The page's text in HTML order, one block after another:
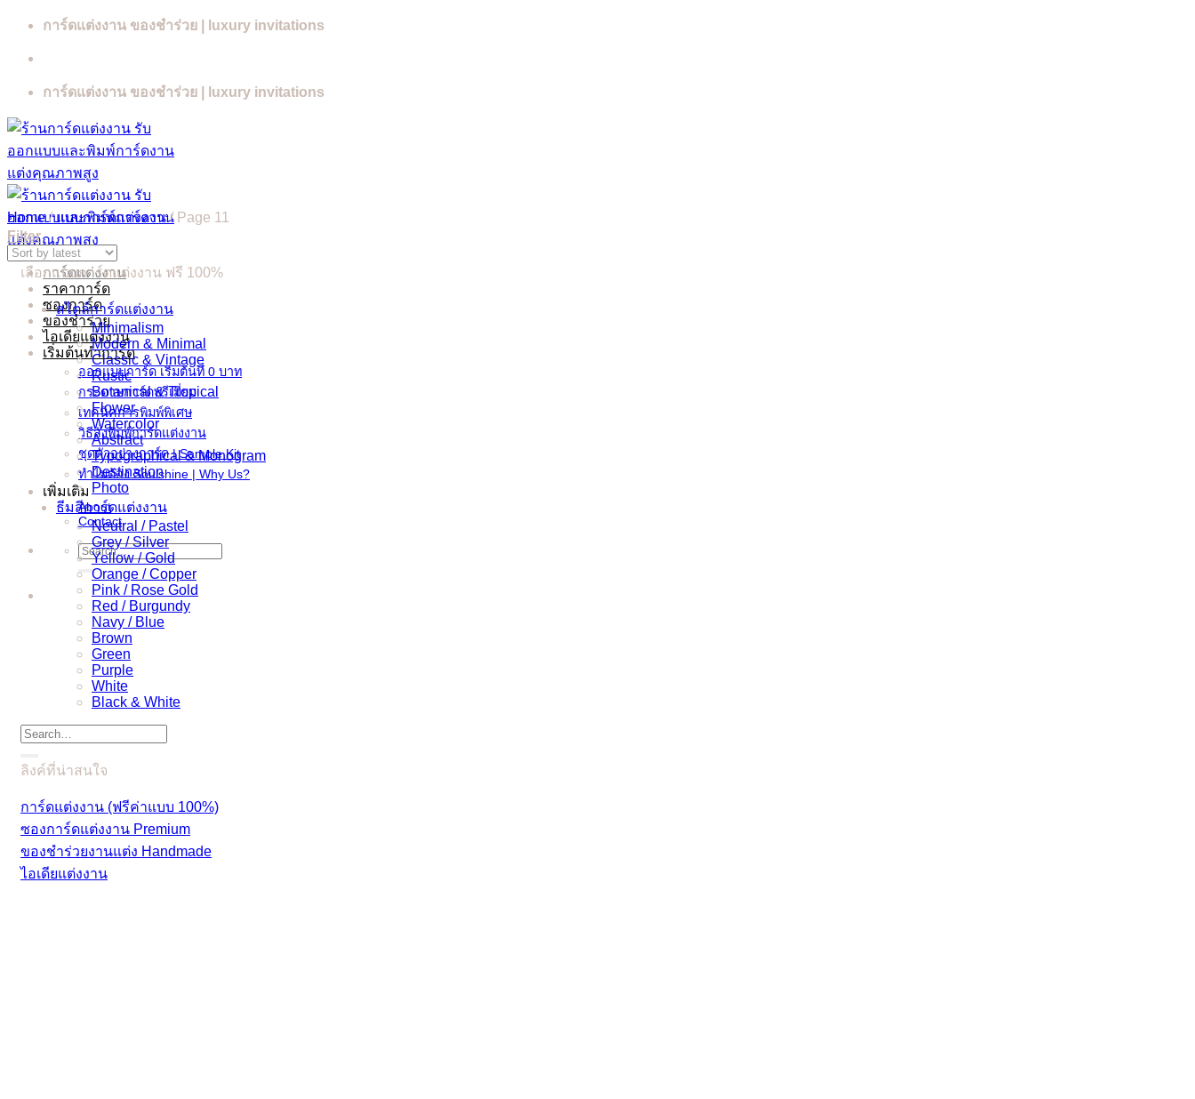
Skip
การ์ดแต่งงาน ของชำร่วย | luxury invitations
การ์ดแต่งงาน ของชำร่วย | luxury invitations
การ์ดแต่งงาน
ราคาการ์ด
ซองการ์ด
ของชำร่วย
ไอเดียแต่งงาน
เริ่มต้นทำการ์ด
ออกแบบการ์ด เริ่มต้นที่ 0 บาท
กระดาษการ์ดพรีเมี่ยม
เทคนิคการพิมพ์พิเศษ
วิธีสั่งพิมพ์การ์ดแต่งงาน
ชุดตัวอย่างการ์ด | Sample Kit
ทำไมต้อง Soulshine | Why Us?
เพิ่มเติม
About
Contact
Search
for:
Home / แบบการ์ดแต่งงาน /Page 11
Filter
เลือกแบบการ์ดแต่งงาน ฟรี 100%
สไตล์การ์ดแต่งงาน
Minimalism
Modern & Minimal
Classic & Vintage
Rustic
Botanical & Tropical
Flower
Watercolor
Abstract
Typographical & Monogram
Destination
Photo
ธีมสีการ์ดแต่งงาน
Neutral / Pastel
Grey / Silver
Yellow / Gold
Orange / Copper
Pink / Rose Gold
Red / Burgundy
Navy / Blue
Brown
Green
Purple
White
Black & White
Search
for:
ลิงค์ที่น่าสนใจ
การ์ดแต่งงาน (ฟรีค่าแบบ 100%)
ซองการ์ดแต่งงาน Premium
ของชำร่วยงานแต่ง Handmade
ไอเดียแต่งงาน